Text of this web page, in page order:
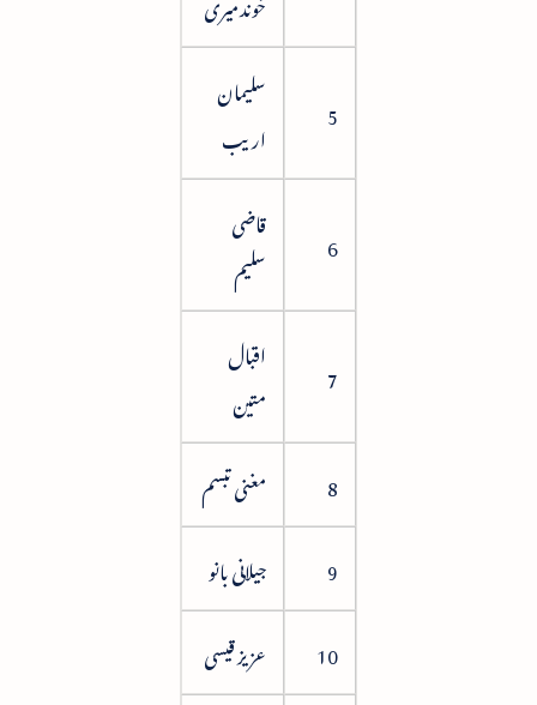
5
سلیمان
اریب
6
قاضی
سلیم
7
اقبال
متین
8 مغنی تبسم
9
جیلانی بانو
10
عزیز قیسی